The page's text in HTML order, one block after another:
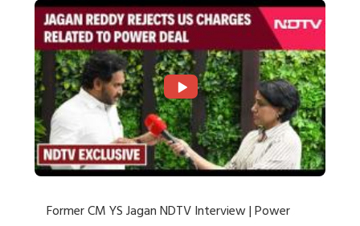
Former CM YS Jagan NDTV Interview | Power